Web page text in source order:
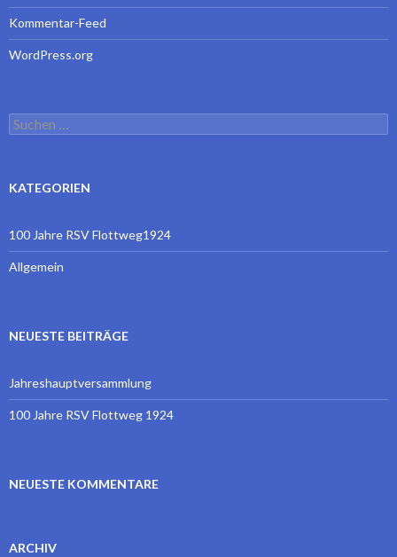
Kommentar-Feed
WordPress.org
Suchen
nach:
KATEGORIEN
100 Jahre RSV Flottweg1924
Allgemein
NEUESTE BEITRÄGE
Jahreshauptversammlung
100 Jahre RSV Flottweg 1924
NEUESTE KOMMENTARE
ARCHIV